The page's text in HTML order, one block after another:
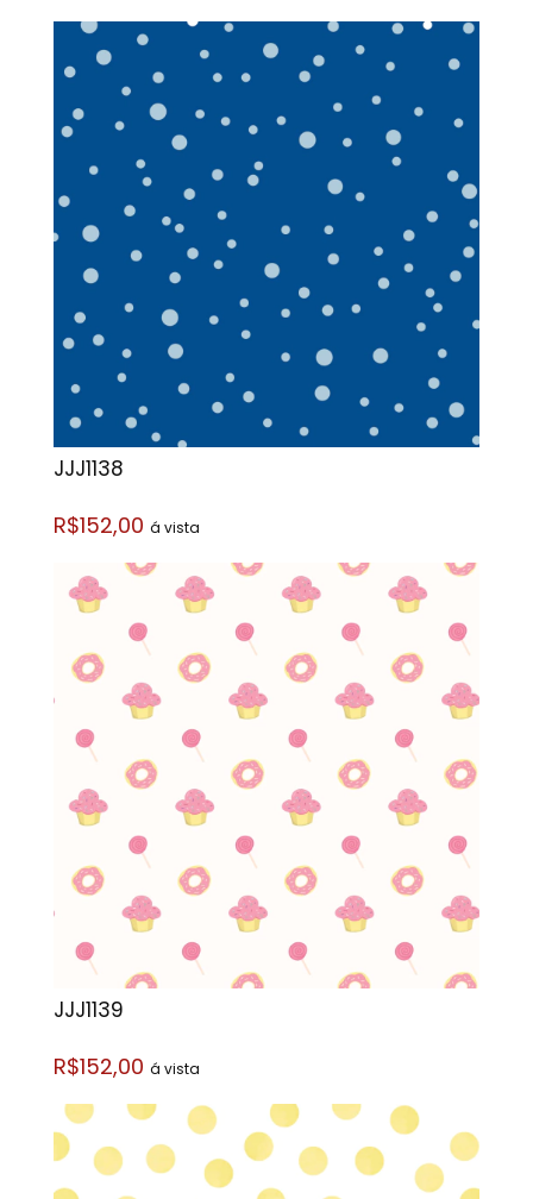
JJJ1138
R$152,00 á vista
JJJ1139
R$152,00 á vista